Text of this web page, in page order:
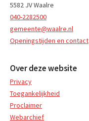
5582 JV Waalre
040-2282500
gemeente@waalre.nl
Openingstijden en contact
Over deze website
Privacy
Toegankelijkheid
Proclaimer
Webarchief